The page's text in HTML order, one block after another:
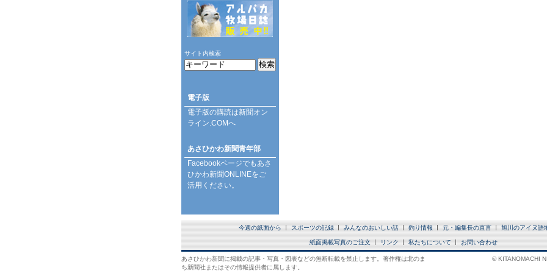
サイト内検索
電子版
電子版の購読は新聞オン
ライン.COMへ
あさひかわ新聞青年部
Facebookページでもあさ
ひかわ新聞ONLINEをご
活用ください。
今週の紙面から スポーツの記録 みんなのおいしい話 釣り情報 元・編集長の直言 旭川のアイヌ語
紙面掲載写真のご注文 リンク 私たちについて お問い合わせ
あさひかわ新聞に掲載の記事・写真・図表などの無断転載を禁止します。著作権は北のま
ち新聞社またはその情報提供者に属します。
© KITANOMACHI